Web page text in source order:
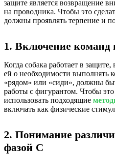
защите является возвращение
на проводника. Чтобы это
должны проявлять терпение и
1. Включение команд
Когда собака работает в
ей о необходимости выполнять
«рядом» или «сиди», должны
работы с фигурантом. Чтобы это
использовать подходящие
включать как физические
2. Понимание
фазой С